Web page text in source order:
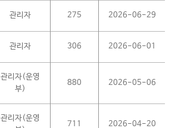
관리자 275 2026-06-29
관리자 306 2026-06-01
관리자(운영
부)
880 2026-05-06
관리자(운영
711 2026-04-20